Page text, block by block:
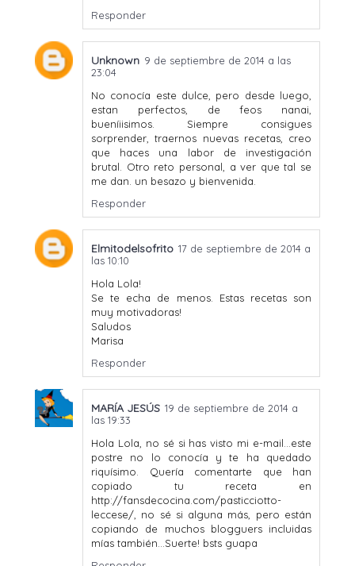
Responder
Unknown 9 de septiembre de 2014 a las
23:04
No conocía este dulce, pero desde luego,
estan perfectos, de feos nanai,
bueníiisimos. Siempre consigues
sorprender, traernos nuevas recetas, creo
que haces una labor de investigación
brutal. Otro reto personal, a ver que tal se
me dan. un besazo y bienvenida.
Responder
Elmitodelsofrito 17 de septiembre de 2014 a
las 10:10
Hola Lola!
Se te echa de menos. Estas recetas son
muy motivadoras!
Saludos
Marisa
Responder
MARÍA JESÚS 19 de septiembre de 2014 a
las 19:33
Hola Lola, no sé si has visto mi e-mail...este
postre no lo conocía y te ha quedado
riquísimo. Quería comentarte que han
copiado tu receta en
http://fansdecocina.com/pasticciotto-
leccese/, no sé si alguna más, pero están
copiando de muchos blogguers incluidas
mías también...Suerte! bsts guapa